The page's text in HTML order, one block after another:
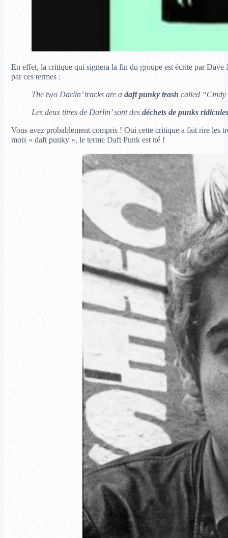
En effet, la critique qui signera la fin du groupe est écrite par
par ces termes :
The two Darlin’ tracks are a daft punky trash called
Les deux titres de Darlin’ sont des déchets de punks ridicules
Vous avez probablement compris ! Oui cette critique a fait rire les
mots « daft punky », le terme Daft Punk est né !